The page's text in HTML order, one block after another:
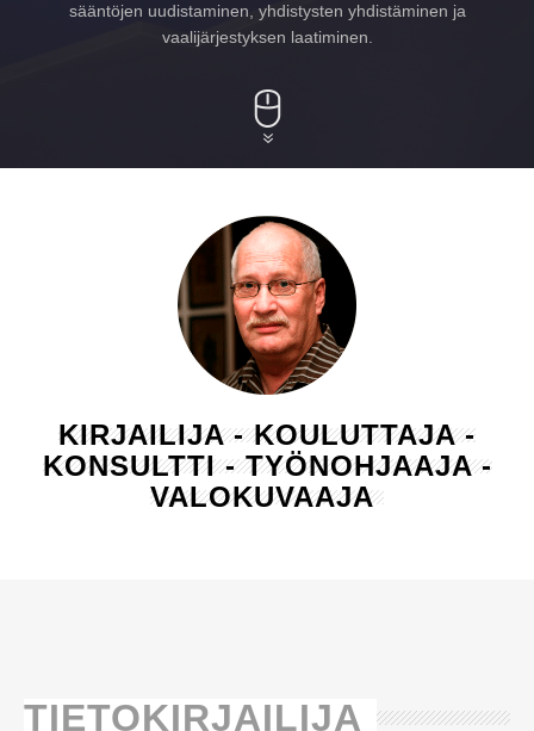
sääntöjen uudistaminen, yhdistysten yhdistäminen ja
vaalijärjestyksen laatiminen.
KIRJAILIJA - KOULUTTAJA -
KONSULTTI - TYÖNOHJAAJA -
VALOKUVAAJA
TIETOKIRJAILIJA